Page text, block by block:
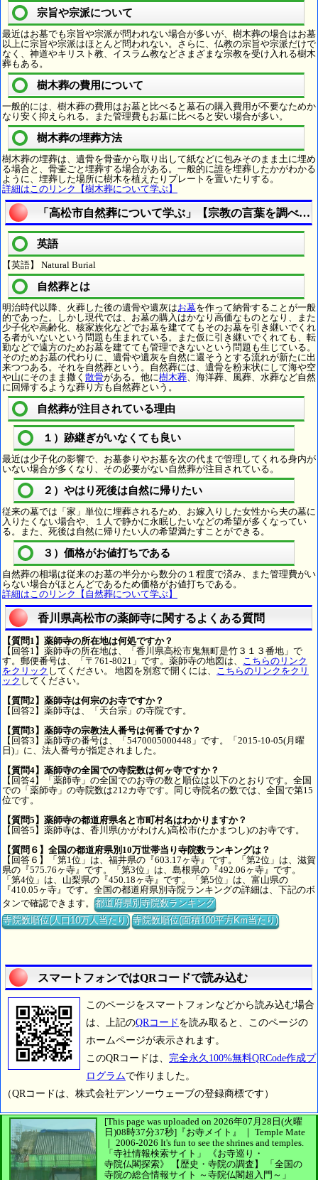
宗旨や宗派について
最近はお墓でも宗旨や宗派が問われない場合が多いが、樹木葬の場合はお墓
以上に宗旨や宗派はほとんど問われない。さらに、仏教の宗旨や宗派だけで
なく、神道やキリスト教、イスラム教などさまざまな宗教を受け入れる樹木
葬もある。
樹木葬の費用について
一般的には、樹木葬の費用はお墓と比べると墓石の購入費用が不要なためか
なり安く抑えられる。また管理費もお墓に比べると安い場合が多い。
樹木葬の埋葬方法
樹木葬の埋葬は、遺骨を骨壷から取り出して紙などに包みそのまま土に埋め
る場合と、骨壷ごと埋葬する場合がある。一般的に誰を埋葬したかがわかる
ように、埋葬した場所に樹木を植えたりプレートを置いたりする。
詳細はこのリンク【樹木葬について学ぶ】
「高松市自然葬について学ぶ」【宗教の言葉を調べる
英語
【英語】 Natural Burial
自然葬とは
明治時代以降、火葬した後の遺骨や遺灰はお墓を作って納骨することが一般
的であった。しかし現代では、お墓の購入はかなり高価なものとなり、また
少子化や高齢化、核家族化などでお墓を建ててもそのお墓を引き継いでくれ
る者がいないという問題も生まれている。また仮に引き継いでくれても、転
勤などで遠方のためお墓を建てても管理できないという問題も生じている。
そのためお墓の代わりに、遺骨や遺灰を自然に還そうとする流れが新たに出
来つつある。それを自然葬という。自然葬には、遺骨を粉末状にして海や空
や山にそのまま撒く 散骨がある。他に樹木葬、海洋葬、風葬、水葬など自然
に回帰するような葬り方も自然葬という。
自然葬が注目されている理由
１）跡継ぎがいなくても良い
最近は少子化の影響で、お墓参りやお墓を次の代まで管理してくれる身内が
いない場合が多くなり、その必要がない自然葬が注目されている。
２）やはり死後は自然に帰りたい
従来の墓では「家」単位に埋葬されるため、お嫁入りした女性から夫の墓に
入りたくない場合や、１人で静かに永眠したいなどの希望が多くなってい
る。また、死後は自然に帰りたい人の希望満たすことができる。
３）価格がお値打ちである
自然葬の相場は従来のお墓の半分から数分の１程度で済み、また管理費がい
らない場合がほとんどであるため価格がお値打ちである。
詳細はこのリンク【自然葬について学ぶ】
香川県高松市の薬師寺に関するよくある質問
【質問1】薬師寺の所在地は何処ですか？
【回答1】薬師寺の所在地は、「香川県高松市鬼無町是竹３１３番地」で
す。郵便番号は、「〒761-8021」です。薬師寺の地図は、 こちらのリンク
をクリック してください。 地図を別窓で開くには、 こちらのリンクをクリ
ック してください。
【質問2】薬師寺は何宗のお寺ですか？
【回答2】薬師寺は、「天台宗」の寺院です。
【質問3】薬師寺の宗教法人番号は何番ですか？
【回答3】薬師寺の番号は、「5470005000448」です。「2015-10-05(月曜
日)」に、法人番号が指定されました。
【質問4】薬師寺の全国での寺院数は何ヶ寺ですか？
【回答4】「薬師寺」の全国でのお寺の数と順位は以下のとおりです。全国
での「薬師寺」の寺院数は212カ寺です。同じ寺院名の数では、全国で第15
位です。
【質問5】薬師寺の都道府県名と市町村名はわかりますか？
【回答5】薬師寺は、香川県(かがわけん)高松市(たかまつし)のお寺です。
【質問６】全国の都道府県別10万世帯当り寺院数ランキングは？
【回答６】「第1位」は、福井県の『603.17ヶ寺』です。「第2位」は、滋賀
県の『575.76ヶ寺』です。「第3位」は、島根県の『492.06ヶ寺』です。
「第4位」は、山梨県の『450.18ヶ寺』です。「第5位」は、富山県の
『410.05ヶ寺』です。全国の都道府県別寺院ランキングの詳細は、下記のボ
タンで確認できます。都道府県別寺院数ランキング
寺院数順位(人口10万人当たり) 寺院数順位(面積100平方Km当たり)
スマートフォンではQRコードで読み込む
このページをスマートフォンなどから読み込む場合
は、上記のQRコード を読み取ると、このページの
ホームページが表示されます。
このQRコードは、 完全永久100%無料QRCode作成プ
ログラムで作りました。
（QRコードは、株式会社デンソーウェーブの登録商標です）
[This page was uploaded on 2026年07月28日(火曜
日)08時37分37秒] 『お寺メイト』 ｜ Temple Mate
｜ 2006-2026 It's fun to see the shrines and temples.
「寺社情報検索サイト」
《お寺巡り・
寺院仏閣探索》
【歴史・寺院の調査】
「全国の
寺院の総合情報サイト ～寺院仏閣超入門～」